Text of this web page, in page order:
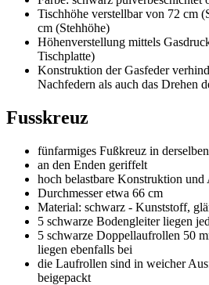
Tischhöhe verstellbar von 72 cm
cm (Stehhöhe)
Höhenverstellung mittels
Tischplatte)
Konstruktion der Gasfeder
Nachfedern als auch das Drehen
Fusskreuz
fünfarmiges Fußkreuz in
an den Enden geriffelt
hoch belastbare Konstruktion und
Durchmesser etwa 66 cm
Material: schwarz - Kunststoff,
5 schwarze Bodengleiter liegen
5 schwarze Doppellaufrollen 50
liegen ebenfalls bei
die Laufrollen sind in weicher
beigepackt